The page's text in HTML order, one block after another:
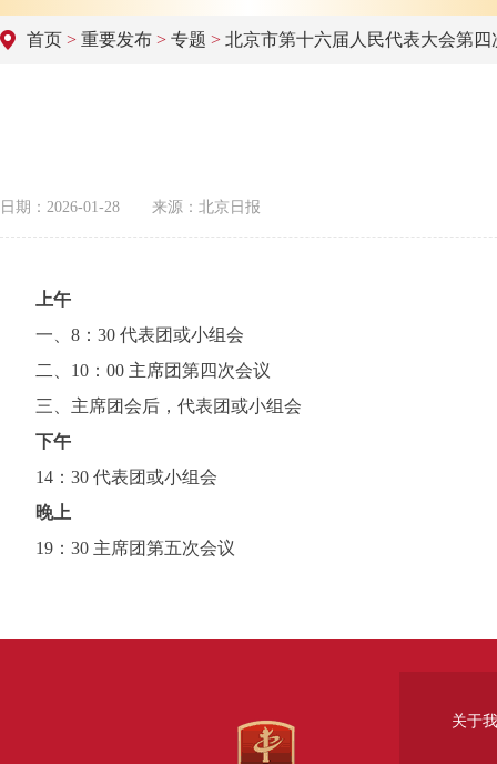
首页 > 重要发布 > 专题 > 北京市第十六届人民代表大会第四
日期：2026-01-28 来源：北京日报
上午
一、8：30 代表团或小组会
二、10：00 主席团第四次会议
三、主席团会后，代表团或小组会
下午
14：30 代表团或小组会
晚上
19：30 主席团第五次会议
关于